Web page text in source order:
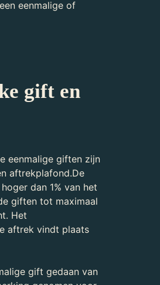
eenmalige of
gift en
eenmalige giften zijn
aftrekplafond.De
dan 1% van het
giften tot maximaal
Het
aftrek vindt plaats
gift gedaan van